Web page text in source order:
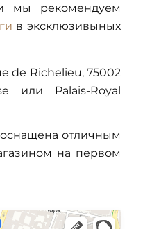
мы рекомендуем
в эксклюзивыных
de Richelieu, 75002
или Palais-Royal
отличным
на первом